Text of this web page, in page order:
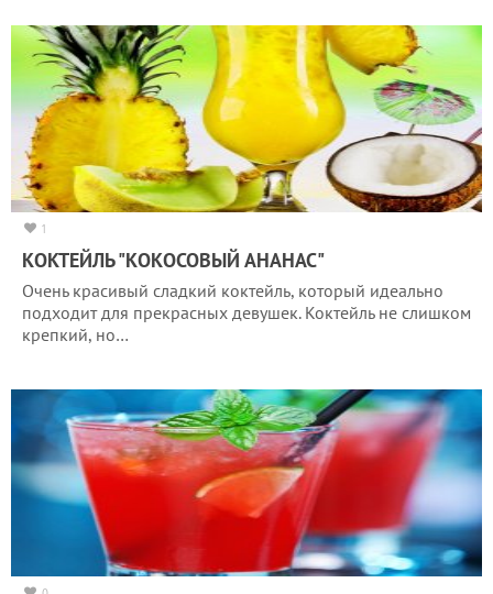
1
КОКТЕЙЛЬ "КОКОСОВЫЙ АНАНАС"
Очень красивый сладкий коктейль, который идеально
подходит для прекрасных девушек. Коктейль не слишком
крепкий, но…